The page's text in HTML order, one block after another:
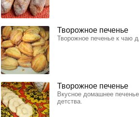
Творожное печенье
Творожное печенье к чаю
Творожное печенье
Вкусное домашнее
детства.